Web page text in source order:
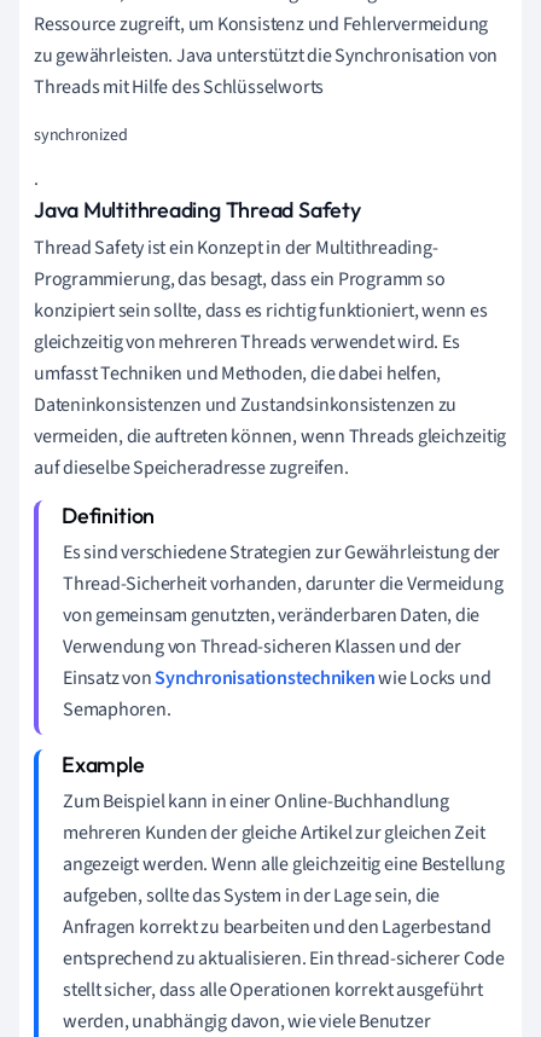
Ressource zugreift, um Konsistenz und Fehlervermeidung
zu gewährleisten. Java unterstützt die Synchronisation von
Threads mit Hilfe des Schlüsselworts
synchronized
.
Java Multithreading Thread Safety
Thread Safety ist ein Konzept in der Multithreading-
Programmierung, das besagt, dass ein Programm so
konzipiert sein sollte, dass es richtig funktioniert, wenn es
gleichzeitig von mehreren Threads verwendet wird. Es
umfasst Techniken und Methoden, die dabei helfen,
Dateninkonsistenzen und Zustandsinkonsistenzen zu
vermeiden, die auftreten können, wenn Threads gleichzeitig
auf dieselbe Speicheradresse zugreifen.
Es sind verschiedene Strategien zur Gewährleistung der
Thread-Sicherheit vorhanden, darunter die Vermeidung
von gemeinsam genutzten, veränderbaren Daten, die
Verwendung von Thread-sicheren Klassen und der
Einsatz vonSynchronisationstechnikenwie Locks und
Semaphoren.
Zum Beispiel kann in einer Online-Buchhandlung
mehreren Kunden der gleiche Artikel zur gleichen Zeit
angezeigt werden. Wenn alle gleichzeitig eine Bestellung
aufgeben, sollte das System in der Lage sein, die
Anfragen korrekt zu bearbeiten und den Lagerbestand
entsprechend zu aktualisieren. Ein thread-sicherer Code
stellt sicher, dass alle Operationen korrekt ausgeführt
werden, unabhängig davon, wie viele Benutzer